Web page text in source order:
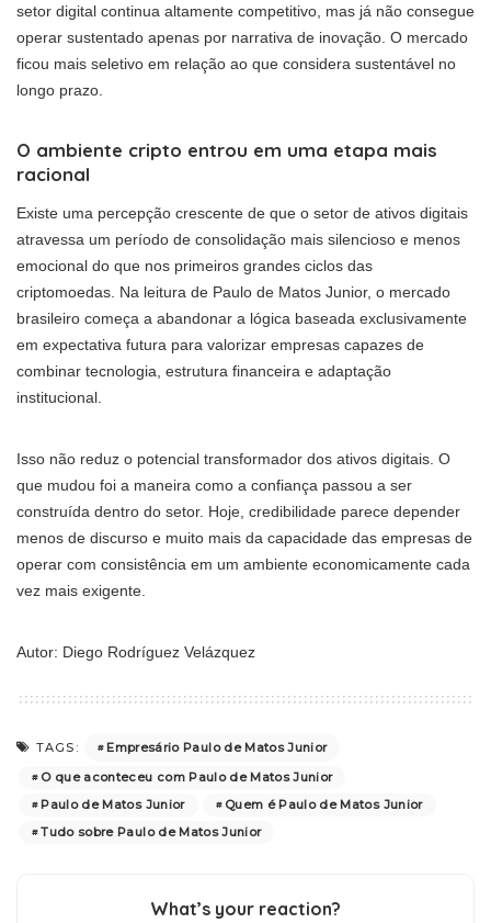
setor digital continua altamente competitivo, mas já não consegue
operar sustentado apenas por narrativa de inovação. O mercado
ficou mais seletivo em relação ao que considera sustentável no
longo prazo.
O ambiente cripto entrou em uma etapa mais
racional
Existe uma percepção crescente de que o setor de ativos digitais
atravessa um período de consolidação mais silencioso e menos
emocional do que nos primeiros grandes ciclos das
criptomoedas. Na leitura de Paulo de Matos Junior, o mercado
brasileiro começa a abandonar a lógica baseada exclusivamente
em expectativa futura para valorizar empresas capazes de
combinar tecnologia, estrutura financeira e adaptação
institucional.
Isso não reduz o potencial transformador dos ativos digitais. O
que mudou foi a maneira como a confiança passou a ser
construída dentro do setor. Hoje, credibilidade parece depender
menos de discurso e muito mais da capacidade das empresas de
operar com consistência em um ambiente economicamente cada
vez mais exigente.
Autor: Diego Rodríguez Velázquez
TAGS:
Empresário Paulo de Matos Junior
O que aconteceu com Paulo de Matos Junior
Paulo de Matos Junior
Quem é Paulo de Matos Junior
Tudo sobre Paulo de Matos Junior
What’s your reaction?